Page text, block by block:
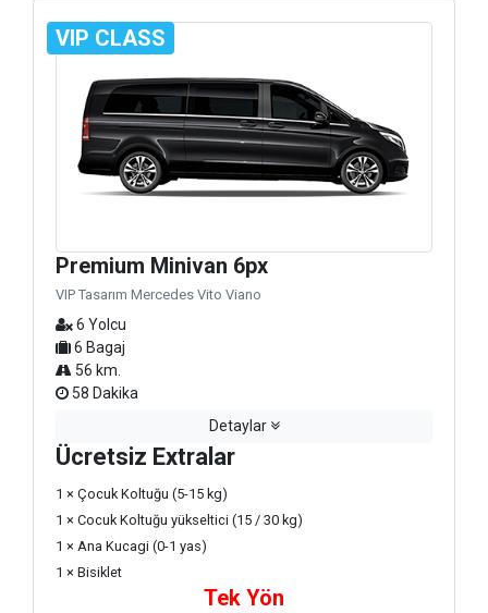
VIP CLASS
Premium Minivan 6px
VIP Tasarım Mercedes Vito Viano
6 Yolcu
6 Bagaj
56 km.
58 Dakika
Detaylar
Ücretsiz Extralar
1 × Çocuk Koltuğu (5-15 kg)
1 × Cocuk Koltuğu yükseltici (15 / 30 kg)
1 × Ana Kucagi (0-1 yas)
1 × Bisiklet
Tek Yön